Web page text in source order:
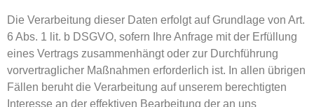
Die Verarbeitung dieser Daten erfolgt auf Grundlage von Art.
6 Abs. 1 lit. b DSGVO, sofern Ihre Anfrage mit der Erfüllung
eines Vertrags zusammenhängt oder zur Durchführung
vorvertraglicher Maßnahmen erforderlich ist. In allen übrigen
Fällen beruht die Verarbeitung auf unserem berechtigten
Interesse an der effektiven Bearbeitung der an uns